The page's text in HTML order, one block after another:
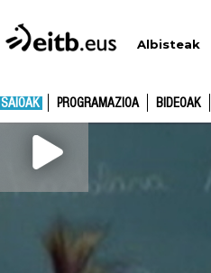
Albisteak
SAIOAK PROGRAMAZIOA BIDEOAK